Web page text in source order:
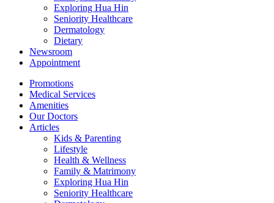
Exploring Hua Hin
Seniority Healthcare
Dermatology
Dietary
Newsroom
Appointment
Promotions
Medical Services
Amenities
Our Doctors
Articles
Kids & Parenting
Lifestyle
Health & Wellness
Family & Matrimony
Exploring Hua Hin
Seniority Healthcare